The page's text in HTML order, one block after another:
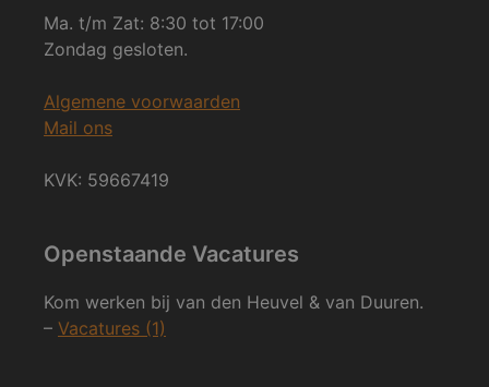
Ma. t/m Zat: 8:30 tot 17:00
Zondag gesloten.
Algemene voorwaarden
Mail ons
KVK: 59667419
Openstaande Vacatures
Kom werken bij van den Heuvel & van Duuren.
– Vacatures (1)